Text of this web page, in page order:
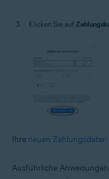
Klicken Sie auf
Ihre neuen Zahlungsdaten
Ausführliche